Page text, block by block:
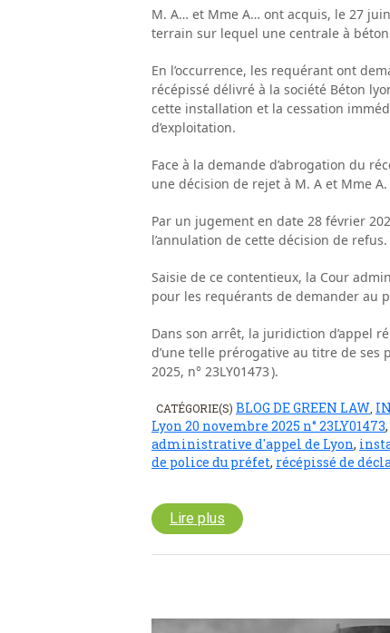
M. A… et Mme A… ont acquis, le 27
terrain sur lequel une centrale à
En l’occurrence, les requérant ont
récépissé délivré à la société Béton
cette installation et la cessation
d’exploitation.
Face à la demande d’abrogation du
une décision de rejet à M. A et Mme A.
Par un jugement en date 28 février
l’annulation de cette décision de refus.
Saisie de ce contentieux, la Cour
pour les requérants de demander au
Dans son arrêt, la juridiction d’appel
d’une telle prérogative au titre de ses
2025, n° 23LY01473 ).
CATÉGORIE(S) BLOG DE GREEN LAW
Lyon 20 novembre 2025 n° 23LY01473,
administrative d'appel de Lyon,
de police du préfet, récépissé de
Lire plus